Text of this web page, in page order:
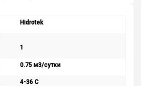
Hidrotek
1
0.75 м3/сутки
4-36 C